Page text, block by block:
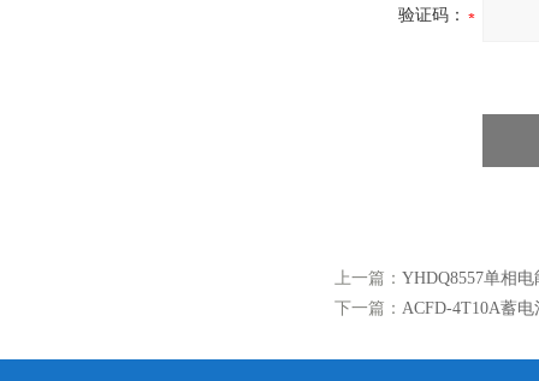
验证码：
上一篇： YHDQ8557单相
下一篇： ACFD-4T10A蓄